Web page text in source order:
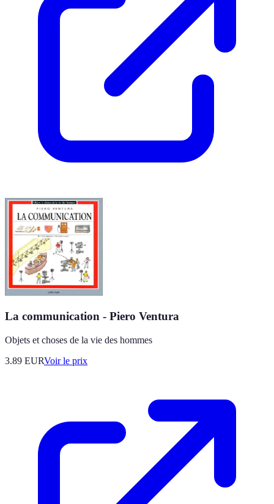
La communication - Piero Ventura
Objets et choses de la vie des hommes
3.89 EURVoir le prix